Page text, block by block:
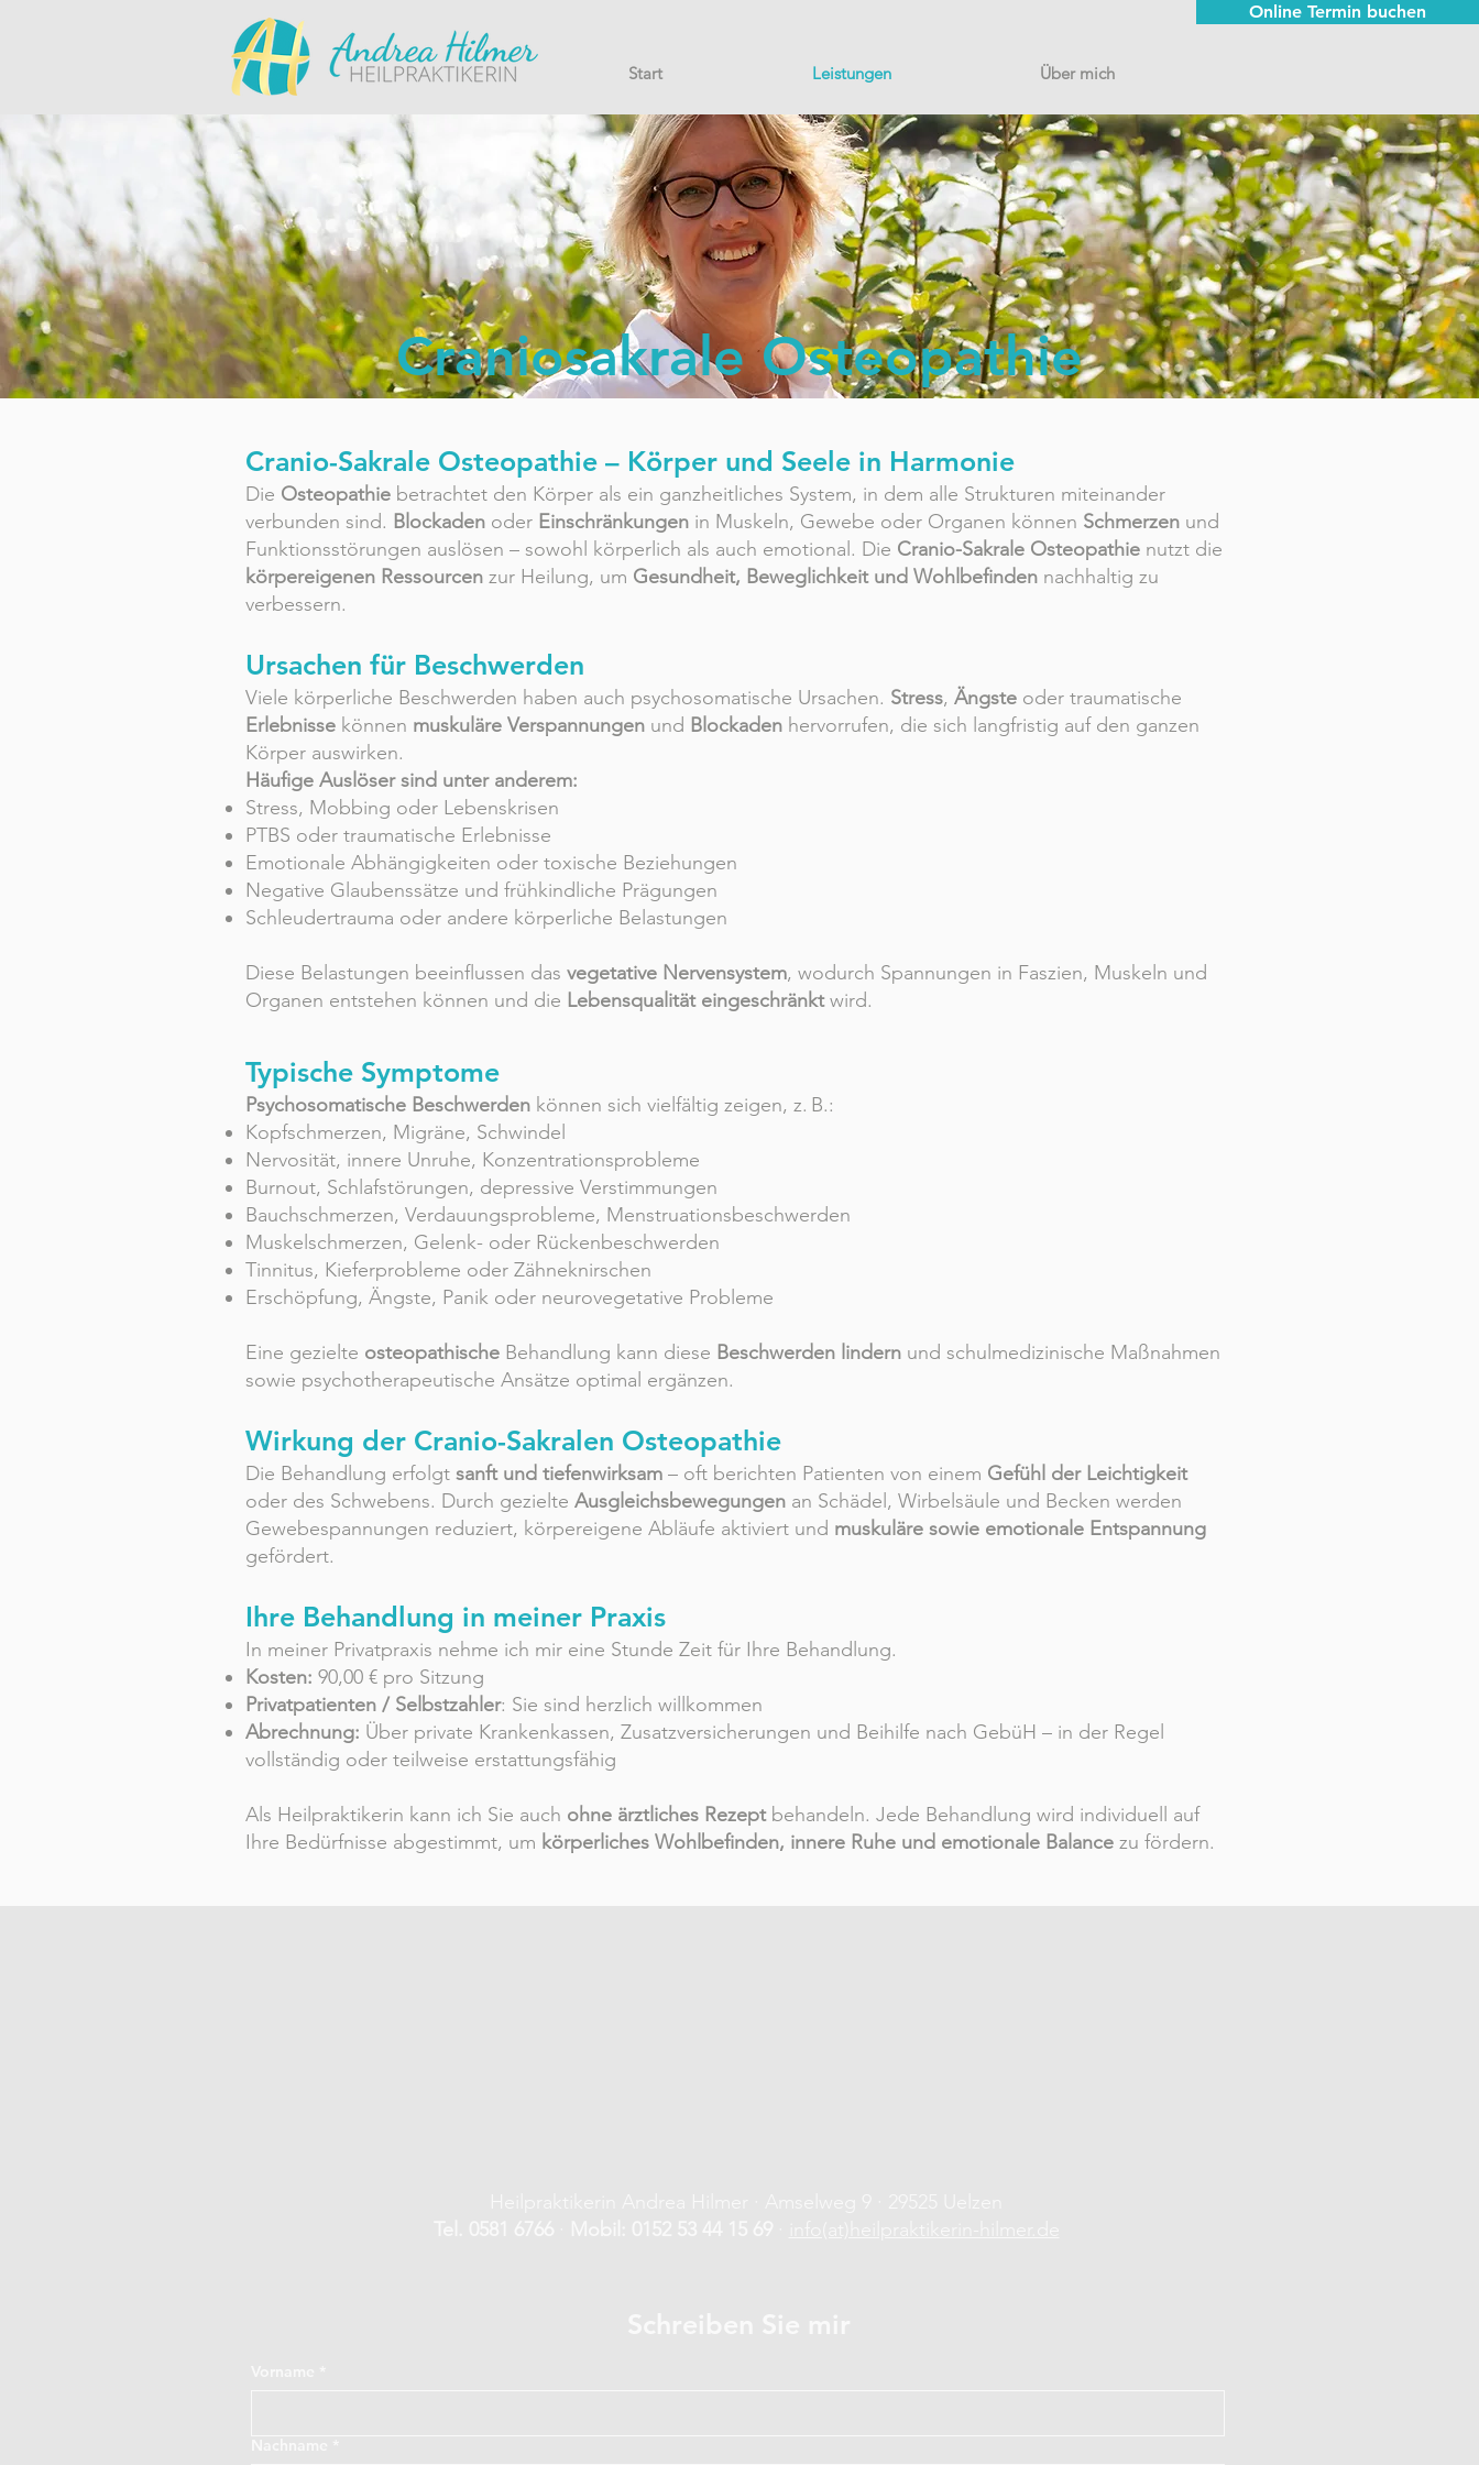
Online Termin buchen
Start Leistungen Über mich
Craniosakrale Osteopathie
Cranio-Sakrale Osteopathie – Körper und Seele in Harmonie
Die Osteopathie betrachtet den Körper als ein ganzheitliches System, in dem alle Strukturen miteinander
verbunden sind. Blockaden oder Einschränkungen in Muskeln, Gewebe oder Organen können Schmerzen und
Funktionsstörungen auslösen – sowohl körperlich als auch emotional. Die Cranio-Sakrale Osteopathie nutzt die
körpereigenen Ressourcen zur Heilung, um Gesundheit, Beweglichkeit und Wohlbefinden nachhaltig zu
verbessern.
Ursachen für Beschwerden
Viele körperliche Beschwerden haben auch psychosomatische Ursachen. Stress, Ängste oder traumatische
Erlebnisse können muskuläre Verspannungen und Blockaden hervorrufen, die sich langfristig auf den ganzen
Körper auswirken.
Häufige Auslöser sind unter anderem:
Stress, Mobbing oder Lebenskrisen
PTBS oder traumatische Erlebnisse
Emotionale Abhängigkeiten oder toxische Beziehungen
Negative Glaubenssätze und frühkindliche Prägungen
Schleudertrauma oder andere körperliche Belastungen
Diese Belastungen beeinflussen das vegetative Nervensystem, wodurch Spannungen in Faszien, Muskeln und
Organen entstehen können und die Lebensqualität eingeschränktwird.
Typische Symptome
Psychosomatische Beschwerden können sich vielfältig zeigen, z. B.:
Kopfschmerzen, Migräne, Schwindel
Nervosität, innere Unruhe, Konzentrationsprobleme
Burnout, Schlafstörungen, depressive Verstimmungen
Bauchschmerzen, Verdauungsprobleme, Menstruationsbeschwerden
Muskelschmerzen, Gelenk- oder Rückenbeschwerden
Tinnitus, Kieferprobleme oder Zähneknirschen
Erschöpfung, Ängste, Panik oder neurovegetative Probleme
Eine gezielte osteopathische Behandlung kann diese Beschwerden lindern und schulmedizinische Maßnahmen
sowie psychotherapeutische Ansätze optimal ergänzen.
Wirkung der Cranio-Sakralen Osteopathie
Die Behandlung erfolgt sanft und tiefenwirksam – oft berichten Patienten von einem Gefühl der Leichtigkeit
oder des Schwebens. Durch gezielte Ausgleichsbewegungen an Schädel, Wirbelsäule und Becken werden
Gewebespannungen reduziert, körpereigene Abläufe aktiviert und muskuläre sowie emotionale Entspannung
gefördert.
Ihre Behandlung in meiner Praxis
In meiner Privatpraxis nehme ich mir eine Stunde Zeit für Ihre Behandlung.
Kosten: 90,00 € pro Sitzung
Privatpatienten / Selbstzahler: Sie sind herzlich willkommen
Abrechnung: Über private Krankenkassen, Zusatzversicherungen und Beihilfe nach GebüH – in der Regel
vollständig oder teilweise erstattungsfähig
Als Heilpraktikerin kann ich Sie auch ohne ärztliches Rezeptbehandeln. Jede Behandlung wird individuell auf
Ihre Bedürfnisse abgestimmt, um körperliches Wohlbefinden, innere Ruhe und emotionale Balance zu fördern.